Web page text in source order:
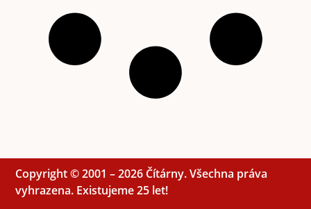
Copyright © 2001 – 2026 Čítárny. Všechna práva
vyhrazena. Existujeme 25 let!